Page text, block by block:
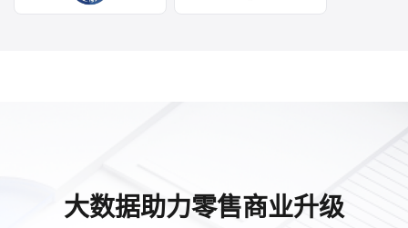
大数据助力零售商业升级